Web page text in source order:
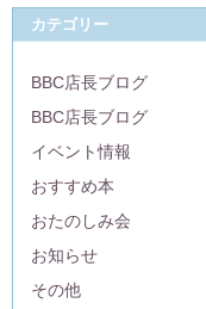
カテゴリー
BBC店長ブログ
BBC店長ブログ
イベント情報
おすすめ本
おたのしみ会
お知らせ
その他